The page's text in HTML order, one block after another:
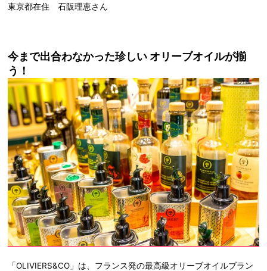
東京都在住 石阪理恵さん
今まで出合わなかった珍しい オリーブオイルが揃
う！
「OLIVIERS&CO」は、フランス発の最高級オリーブオイルブラン